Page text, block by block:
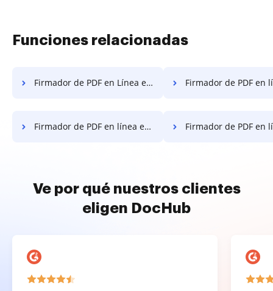
Funciones relacionadas
Firmador de PDF en Línea en Smartphone Firmador de PDF en línea en
Firmador de PDF en línea en Huawei Firmador de PDF en línea
Ve por qué nuestros clientes
eligen DocHub